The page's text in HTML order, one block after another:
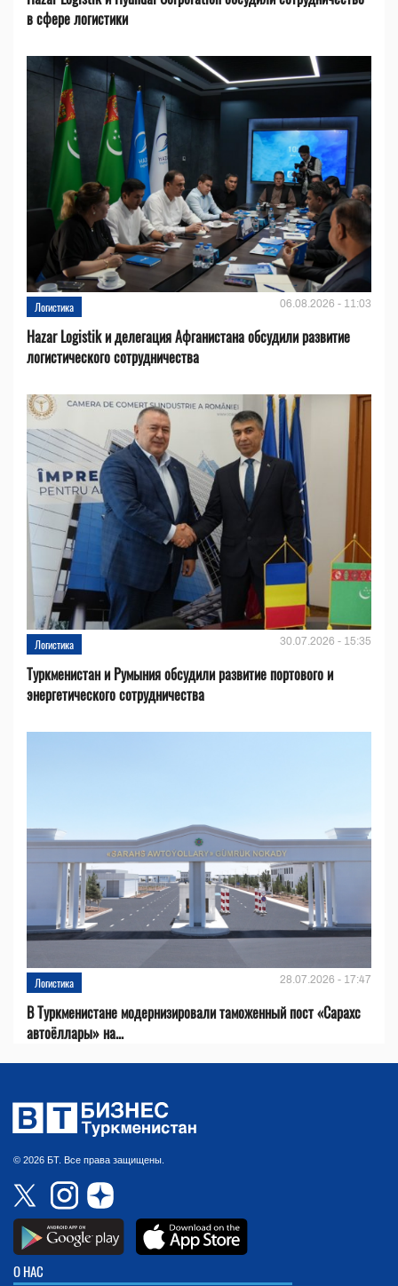
в сфере логистики
Логистика 06.08.2026 - 11:03
Hazar Logistik и делегация Афганистана обсудили развитие
логистического сотрудничества
Логистика 30.07.2026 - 15:35
Туркменистан и Румыния обсудили развитие портового и
энергетического сотрудничества
Логистика 28.07.2026 - 17:47
В Туркменистане модернизировали таможенный пост «Сарахс
автоёллары» на...
© 2026 БТ. Все права защищены.
О НАС